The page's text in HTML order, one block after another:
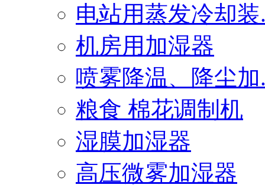
电站用蒸发冷却装
机房用加湿器
喷雾降温、降尘加
粮食 棉花调制机
湿膜加湿器
高压微雾加湿器